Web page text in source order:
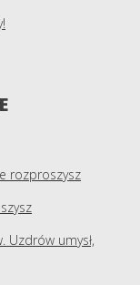
rozproszysz
Uzdrów umysł,